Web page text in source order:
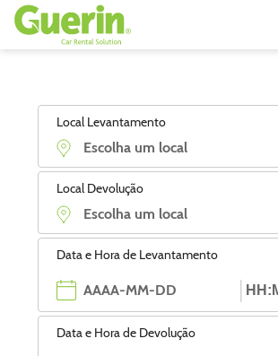
Local Levantamento
Local Devolução
Data e Hora de Levantamento
Data e Hora de Devolução